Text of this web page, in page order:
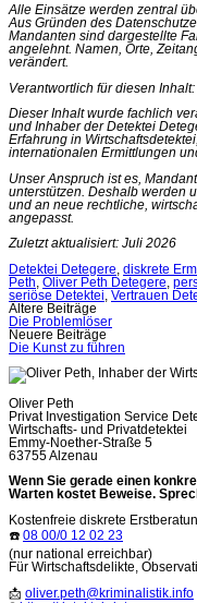
Alle Einsätze werden zentral
Aus Gründen des
Mandanten sind dargestellte
angelehnt. Namen, Orte,
verändert.
Verantwortlich für diesen Inhalt:
Dieser Inhalt wurde fachlich
und Inhaber der Detektei
Erfahrung in
internationalen Ermittlungen
Unser Anspruch ist es,
unterstützen. Deshalb werden
und an neue rechtliche,
angepasst.
Zuletzt aktualisiert: Juli 2026
Detektei Detegere diskrete
Peth Oliver Peth Detegere
seriöse Detektei Vertrauen
Beitragsnavigation
Ältere Beiträge
Die Problemlöser
Neuere Beiträge
Die Kunst zu führen
Oliver Peth
Privat Investigation Service
Wirtschafts- und Privatdetektei
Emmy-Noether-Straße 5
63755 Alzenau
Wenn Sie gerade einen
Warten kostet Beweise.
Kostenfreie diskrete
☎️ 08 00/0 12 02 23
(nur national erreichbar)
Für Wirtschaftsdelikte,
📩 oliver.peth@kriminalistik.info